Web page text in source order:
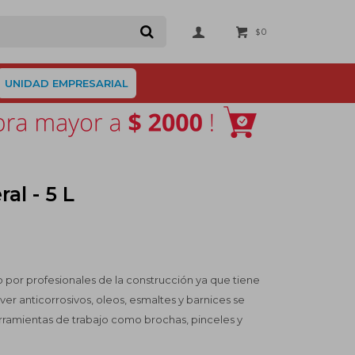
UNIDAD EMPRESARIAL
$0
- 5 L
por profesionales de la construcción ya que tiene
anticorrosivos, oleos, esmaltes y barnices se
de trabajo como brochas, pinceles y